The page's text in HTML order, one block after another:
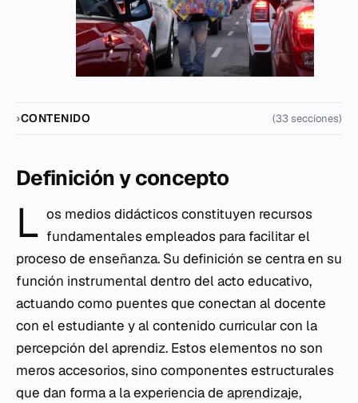
CONTENIDO (33 secciones)
Definición y concepto
L os medios didácticos constituyen recursos
fundamentales empleados para facilitar el
proceso de enseñanza. Su definición se centra en su
función instrumental dentro del acto educativo,
actuando como puentes que conectan al docente
con el estudiante y al contenido curricular con la
percepción del aprendiz. Estos elementos no son
meros accesorios, sino componentes estructurales
que dan forma a la experiencia de aprendizaje,